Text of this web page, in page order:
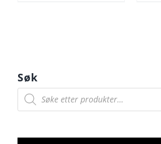
kan
velges
produktsiden
Søk
Products
search